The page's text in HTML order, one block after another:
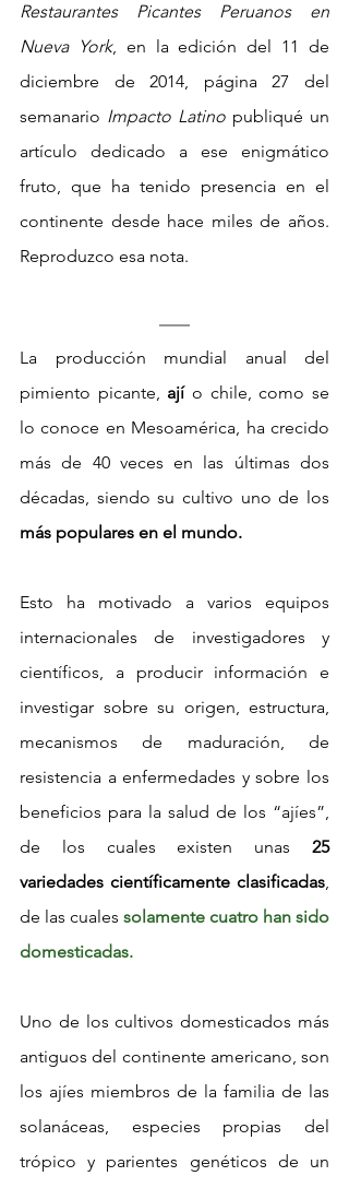
Restaurantes Picantes Peruanos en
Nueva York, en la edición del 11 de
diciembre de 2014, página 27 del
semanario Impacto Latino publiqué un
artículo dedicado a ese enigmático
fruto, que ha tenido presencia en el
continente desde hace miles de años.
Reproduzco esa nota.
La producción mundial anual del
pimiento picante, ají o chile, como se
lo conoce en Mesoamérica, ha crecido
más de 40 veces en las últimas dos
más populares en el mundo.
Esto ha motivado a varios equipos
internacionales de investigadores y
científicos, a producir información e
investigar sobre su origen, estructura,
mecanismos de maduración, de
resistencia a enfermedades y sobre los
beneficios para la salud de los “ajíes”,
de los cuales existen unas 25
variedades científicamente clasificadas,
de las cuales solamente cuatro han sido
domesticadas.
Uno de los cultivos domesticados más
antiguos del continente americano, son
los ajíes miembros de la familia de las
solanáceas, especies propias del
trópico y parientes genéticos de un